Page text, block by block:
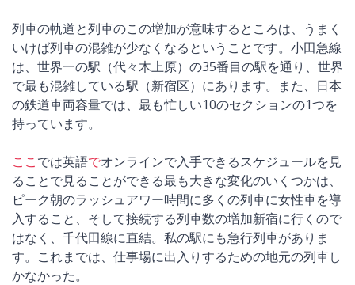
列車の軌道と列車のこの増加が意味するところは、うまく
いけば列車の混雑が少なくなるということです。小田急線
は、世界一の駅（代々木上原）の35番目の駅を通り、世界
で最も混雑している駅（新宿区）にあります。また、日本
の鉄道車両容量では、最も忙しい10のセクションの1つを
持っています。
ここでは英語でオンラインで入手できるスケジュールを見
ることで見ることができる最も大きな変化のいくつかは、
ピーク朝のラッシュアワー時間に多くの列車に女性車を導
入すること、そして接続する列車数の増加新宿に行くので
はなく、千代田線に直結。私の駅にも急行列車がありま
す。これまでは、仕事場に出入りするための地元の列車し
かなかった。